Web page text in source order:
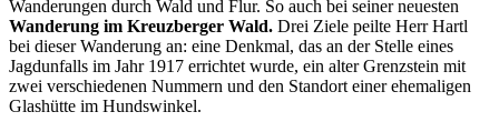
Wanderungen durch Wald und Flur. So auch bei seiner neuesten
Wanderung im Kreuzberger Wald. Drei Ziele peilte Herr Hartl
bei dieser Wanderung an: eine Denkmal, das an der Stelle eines
Jagdunfalls im Jahr 1917 errichtet wurde, ein alter Grenzstein mit
zwei verschiedenen Nummern und den Standort einer ehemaligen
Glashütte im Hundswinkel.